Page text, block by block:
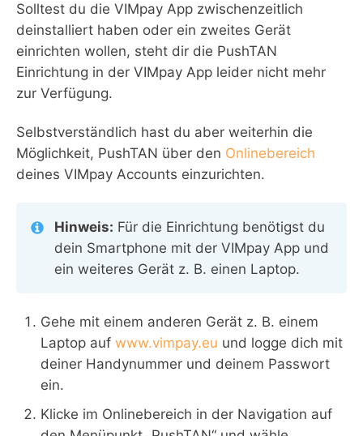
Solltest du die VIMpay App zwischenzeitlich
deinstalliert haben oder ein zweites Gerät
einrichten wollen, steht dir die PushTAN
Einrichtung in der VIMpay App leider nicht mehr
zur Verfügung.
Selbstverständlich hast du aber weiterhin die
Möglichkeit, PushTAN über den Onlinebereich
deines VIMpay Accounts einzurichten.
Hinweis: Für die Einrichtung benötigst du
dein Smartphone mit der VIMpay App und
ein weiteres Gerät z. B. einen Laptop.
Gehe mit einem anderen Gerät z. B. einem
Laptop auf www.vimpay.eu und logge dich mit
deiner Handynummer und deinem Passwort
ein.
Klicke im Onlinebereich in der Navigation auf